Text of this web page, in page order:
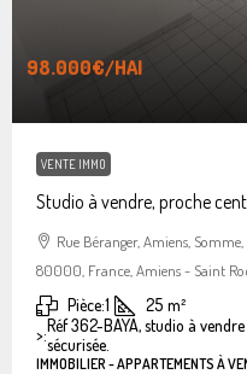
98.000€/HAI
VENTE IMMO
Studio à vendre, proche
Rue Béranger, Amiens,
80000, France, Amiens - Saint
Pièce:1 25 m²
>:Réf 362-BAYA, studio à
sécurisée.
IMMOBILIER - APPARTEMENTS À